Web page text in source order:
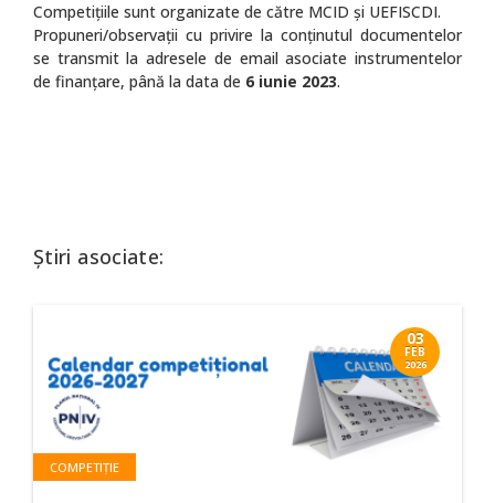
Competițiile sunt organizate de către MCID și UEFISCDI.
Propuneri/observații cu privire la conținutul documentelor
se transmit la adresele de email asociate instrumentelor
de finanțare, până la data de 6 iunie 2023.
Știri asociate:
03
FEB
2026
COMPETIȚIE